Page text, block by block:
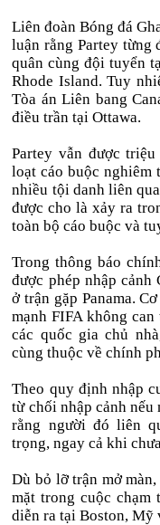
Liên đoàn Bóng đá
luận rằng Partey từng
quân cùng đội tuyển
Rhode Island. Tuy
Tòa án Liên bang
điều trần tại Ottawa.
Partey vẫn được
loạt cáo buộc nghiêm
nhiều tội danh liên
được cho là xảy ra
toàn bộ cáo buộc và
Trong thông báo
được phép nhập cảnh
ở trận gặp Panama.
mạnh FIFA không
các quốc gia chủ
cùng thuộc về chính
Theo quy định nhập
từ chối nhập cảnh
rằng người đó liên
trọng, ngay cả khi
Dù bỏ lỡ trận mở
mặt trong cuộc
diễn ra tại Boston, Mỹ